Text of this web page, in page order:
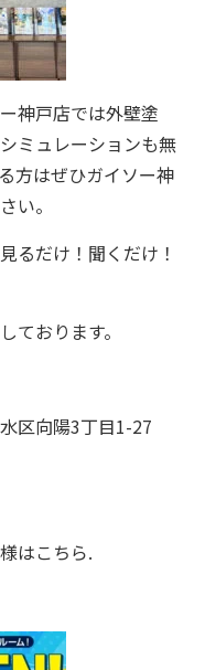
神戸店では外壁塗
ミュレーションも無
方はぜひガイソー神
い。
るだけ！聞くだけ！
ております。
区向陽3丁目1-27
はこちら.